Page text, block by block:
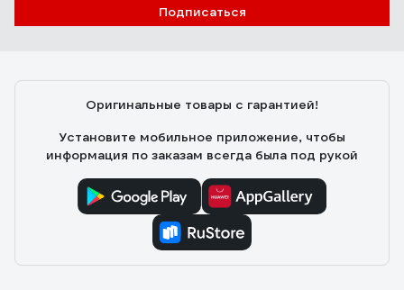
Подписаться
Оригинальные товары с гарантией!
Установите мобильное приложение, чтобы
информация по заказам всегда была под рукой